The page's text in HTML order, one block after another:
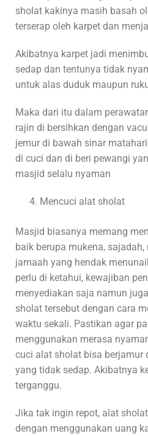
sholat kakinya masih basah
terserap oleh karpet dan
Akibatnya karpet jadi
sedap dan tentunya tidak
untuk alas duduk maupun
Maka dari itu dalam
rajin di bersihkan dengan
jemur di bawah sinar
di cuci dan di beri pewangi
masjid selalu nyaman
Mencuci alat sholat
Masjid biasanya memang
baik berupa mukena,
jamaah yang hendak
perlu di ketahui, kewajiban
menyediakan saja namun
sholat tersebut dengan cara
waktu sekali. Pastikan agar
menggunakan merasa
cuci alat sholat bisa berjamur
yang tidak sedap. Akibatnya
terganggu.
Jika tak ingin repot, alat
dengan menggunakan uang